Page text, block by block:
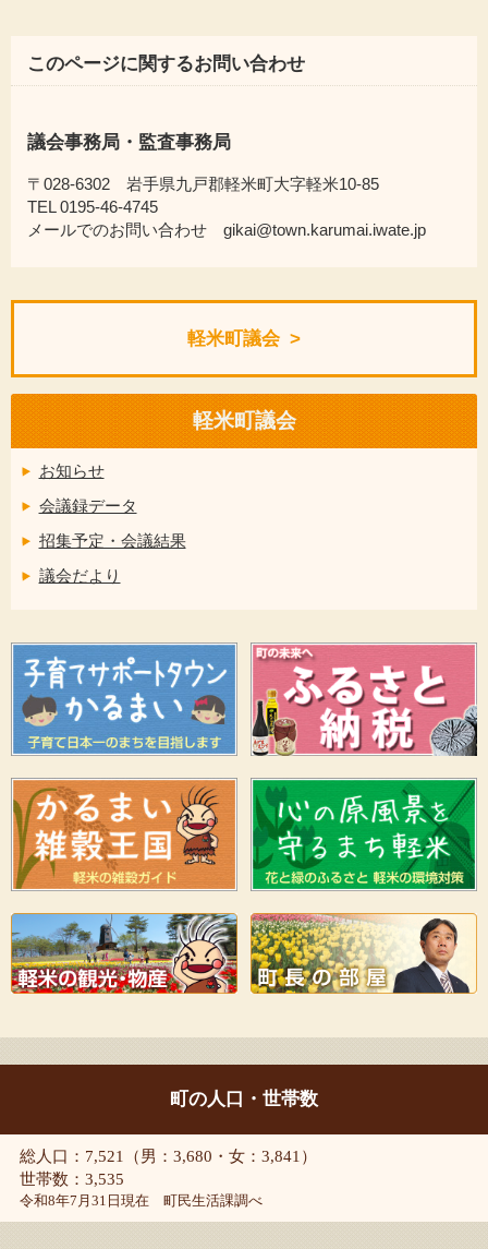
このページに関するお問い合わせ
議会事務局・監査事務局
〒028-6302 岩手県九戸郡軽米町大字軽米10-85
TEL 0195-46-4745
メールでのお問い合わせ gikai@town.karumai.iwate.jp
軽米町議会
軽米町議会
お知らせ
会議録データ
招集予定・会議結果
議会だより
町の人口・世帯数
総人口：7,521（男：3,680・女：3,841）
世帯数：3,535
令和8年7月31日現在 町民生活課調べ